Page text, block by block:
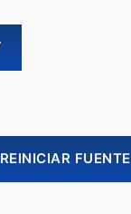
REINICIAR FUENTE